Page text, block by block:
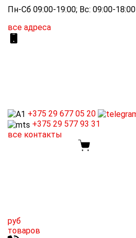
Пн-Сб 09:00-19:00; Вс: 09:00-18:00
все адреса
+375 29 677 05 20
+375 29 577 93 31
все контакты
руб
товаров